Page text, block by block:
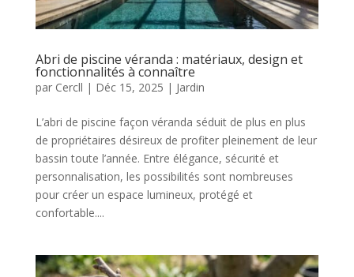
Abri de piscine véranda : matériaux, design et
fonctionnalités à connaître
par Cercll | Déc 15, 2025 | Jardin
L’abri de piscine façon véranda séduit de plus en plus
de propriétaires désireux de profiter pleinement de leur
bassin toute l’année. Entre élégance, sécurité et
personnalisation, les possibilités sont nombreuses
pour créer un espace lumineux, protégé et
confortable....